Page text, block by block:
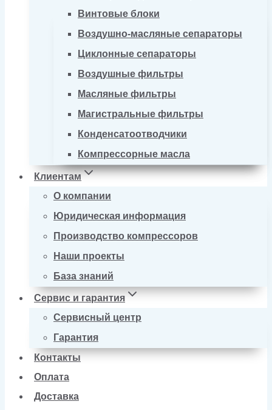
Винтовые блоки
Воздушно-масляные сепараторы
Циклонные сепараторы
Воздушные фильтры
Масляные фильтры
Магистральные фильтры
Конденсатоотводчики
Компрессорные масла
Клиентам
О компании
Юридическая информация
Производство компрессоров
Наши проекты
База знаний
Сервис и гарантия
Сервисный центр
Гарантия
Контакты
Оплата
Доставка